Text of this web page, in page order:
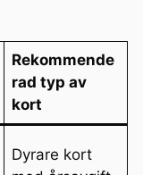
Rekommende
rad typ av
kort
Dyrare kort